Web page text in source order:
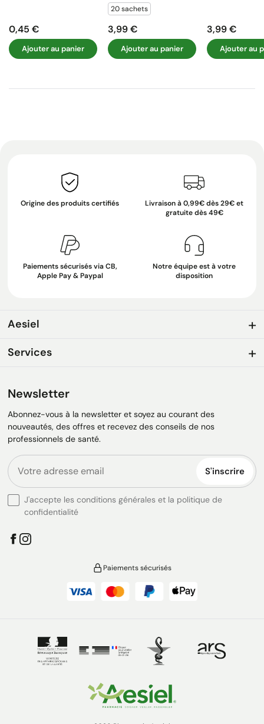
Prix
0,45 €
Ajouter au panier
20 sachets
Prix
3,99 €
Ajouter au panier
Prix
3,99 €
Ajouter au
Origine des produits certifiés
Livraison à 0,99€ dès 29€ et
gratuite dès 49€
Paiements sécurisés via CB,
Apple Pay & Paypal
Notre équipe est à votre
disposition
Aesiel
Services
Newsletter
Abonnez-vous à la newsletter et soyez au courant des
nouveautés, des offres et recevez des conseils de nos
professionnels de santé.
S'inscrire
J'accepte les conditions générales et la politique de
confidentialité
Paiements sécurisés